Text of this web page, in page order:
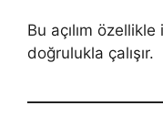
Bu açılım
doğrulukla çalışır.